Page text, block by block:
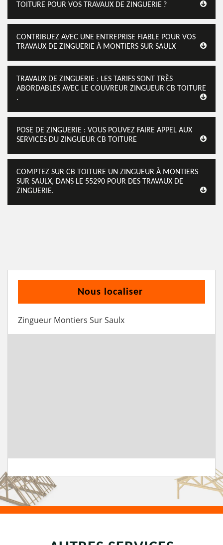
TOITURE POUR VOS TRAVAUX DE ZINGUERIE ?
CONTRIBUEZ AVEC UNE ENTREPRISE FIABLE POUR VOS
TRAVAUX DE ZINGUERIE À MONTIERS SUR SAULX
TRAVAUX DE ZINGUERIE : LES TARIFS SONT TRÈS
ABORDABLES AVEC LE COUVREUR ZINGUEUR CB TOITURE
.
POSE DE ZINGUERIE : VOUS POUVEZ FAIRE APPEL AUX
SERVICES DU ZINGUEUR CB TOITURE
COMPTEZ SUR CB TOITURE UN ZINGUEUR À MONTIERS
SUR SAULX, DANS LE 55290 POUR DES TRAVAUX DE
ZINGUERIE.
Nous localiser
Zingueur Montiers Sur Saulx